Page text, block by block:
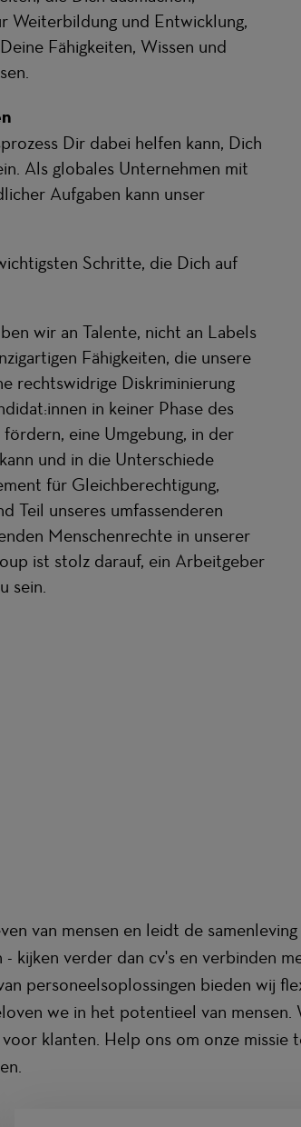
Weiterbildung und Entwicklung,
Fähigkeiten, Wissen und
Dir dabei helfen kann, Dich
Als globales Unternehmen mit
Aufgaben kann unser
Schritte, die Dich auf
wir an Talente, nicht an Labels
Fähigkeiten, die unsere
rechtswidrige Diskriminierung
in keiner Phase des
eine Umgebung, in der
und in die Unterschiede
für Gleichberechtigung,
Teil unseres umfassenderen
Menschenrechte in unserer
ist stolz darauf, ein Arbeitgeber
sein.
van mensen en leidt de
kijken verder dan cv's en verbinden
personeelsoplossingen bieden wij
we in het potentieel van
klanten. Help ons om onze